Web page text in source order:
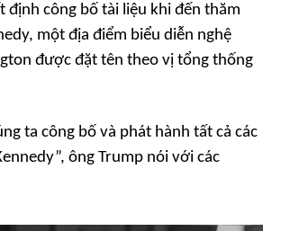
định công bố tài liệu khi đến thăm
một địa điểm biểu diễn nghệ
được đặt tên theo vị tổng thống
ta công bố và phát hành tất cả các
”, ông Trump nói với các